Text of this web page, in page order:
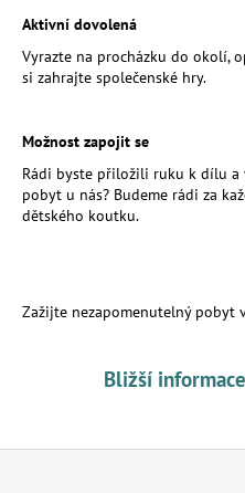
Aktivní dovolená
Vyrazte na procházku do okolí,
si zahrajte společenské hry.
Možnost zapojit se
Rádi byste přiložili ruku k dílu a
pobyt u nás? Budeme rádi za
dětského koutku.
Zažijte nezapomenutelný pobyt
Bližší
e
e
ŽÍŽALÍ
ČAJ
S
KOPŘIVOU
A
SKLENĚNÉ